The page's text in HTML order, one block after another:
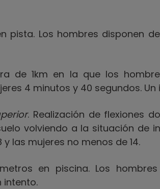
pista. Los hombres disponen
de 1km en la que los
4 minutos y 40 segundos. Un
. Realización de flexiones
volviendo a la situación de
las mujeres no menos de 14.
en piscina. Los
intento.